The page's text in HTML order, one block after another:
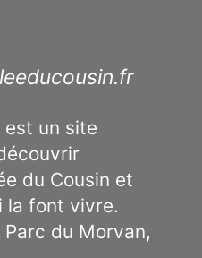
est un site
du Cousin et
la font vivre.
du Morvan,